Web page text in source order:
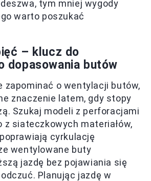
tym mniej wygody
warto poszukać
– klucz do
dopasowania butów
zapominać o wentylacji butów,
znaczenie latem, gdy stopy
Szukaj modeli z perforacjami
z siateczkowych materiałów,
cyrkulację
wentylowane buty
jazdę bez pojawiania się
Planując jazdę w